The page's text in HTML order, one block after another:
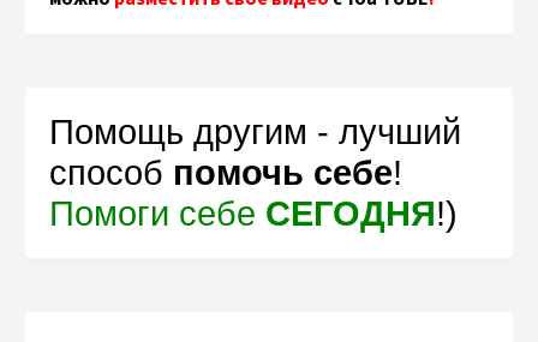
Помощь другим - лучший
способ помочь себе!
Помоги себе СЕГОДНЯ!)